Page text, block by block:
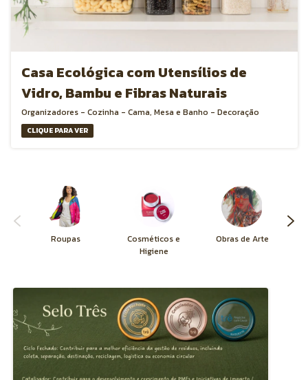
Casa Ecológica com Utensílios de
Vidro, Bambu e Fibras Naturais
Organizadores - Cozinha - Cama, Mesa e Banho - Decoração
CLIQUE PARA VER
Roupas
Cosméticos e
Higiene
Obras de Arte